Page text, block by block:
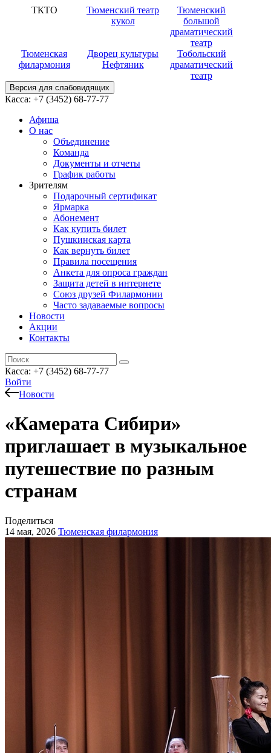
ТКТО
Тюменский театр
кукол
Тюменский
большой
драматический
театр
Тюменская
филармония
Дворец культуры
Нефтяник
Тобольский
драматический
театр
Версия для слабовидящих
Касса: +7 (3452) 68-77-77
Афиша
О нас
Объединение
Команда
Документы и отчеты
График работы
Зрителям
Подарочный сертификат
Ярмарка
Абонемент
Как купить билет
Пушкинская карта
Как вернуть билет
Правила посещения
Анкета для опроса граждан
Защита детей в интернете
Союз друзей Филармонии
Часто задаваемые вопросы
Новости
Акции
Контакты
Касса: +7 (3452) 68-77-77
Войти
Новости
«Камерата Сибири»
приглашает в музыкальное
путешествие по разным
странам
Поделиться
14 мая, 2026 Тюменская филармония